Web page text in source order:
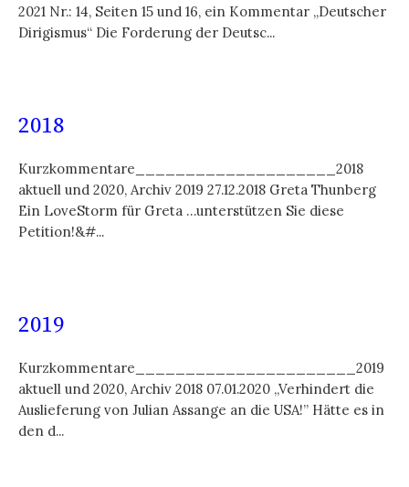
2021 Nr.: 14, Seiten 15 und 16, ein Kommentar „Deutscher
Dirigismus“ Die Forderung der Deutsc...
2018
Kurzkommentare____________________2018
aktuell und 2020, Archiv 2019 27.12.2018 Greta Thunberg
Ein LoveStorm für Greta …unterstützen Sie diese
Petition!&#...
2019
Kurzkommentare______________________2019
aktuell und 2020, Archiv 2018 07.01.2020 „Verhindert die
Auslieferung von Julian Assange an die USA!” Hätte es in
den d...